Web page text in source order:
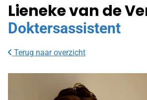
Lieneke van de
Doktersassistent
Terug naar overzicht